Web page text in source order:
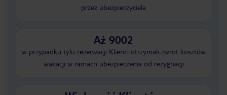
przez ubezpieczyciela
Aż 9002
w przypadku tylu rezerwacji Klienci otrzymali zwrot kosztów
wakacji w ramach ubezpieczenia od rezygnacji